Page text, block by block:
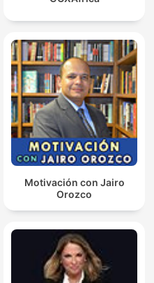
Motivación con Jairo
Orozco